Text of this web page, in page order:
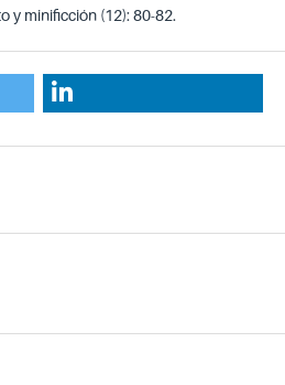
y minificción (12): 80-82.